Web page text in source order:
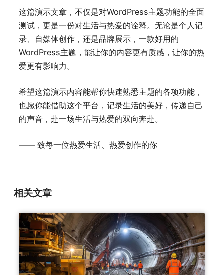
这篇演示文章，不仅是对WordPress主题功能的全面
测试，更是一份对生活与热爱的诠释。无论是个人记
录、自媒体创作，还是品牌展示，一款好用的
WordPress主题，能让你的内容更有质感，让你的热
爱更有影响力。
希望这篇演示内容能帮你快速熟悉主题的各项功能，
也愿你能借助这个平台，记录生活的美好，传递自己
的声音，赴一场生活与热爱的双向奔赴。
—— 致每一位热爱生活、热爱创作的你
相关文章